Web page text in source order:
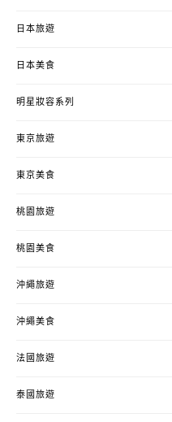
日本旅遊
日本美食
明星妝容系列
東京旅遊
東京美食
桃園旅遊
桃園美食
沖繩旅遊
沖繩美食
法國旅遊
泰國旅遊